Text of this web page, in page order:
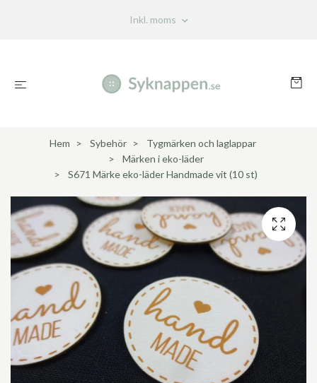
Inkl. moms
Hem Sybehör
Tygmärken och laglappar
Märken i eko-läder
S671 Märke eko-läder Handmade vit (10 st)